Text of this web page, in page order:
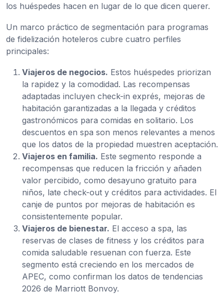
los huéspedes hacen en lugar de lo que dicen querer.
Un marco práctico de segmentación para programas
de fidelización hoteleros cubre cuatro perfiles
principales:
Viajeros de negocios. Estos huéspedes priorizan
la rapidez y la comodidad. Las recompensas
adaptadas incluyen check-in exprés, mejoras de
habitación garantizadas a la llegada y créditos
gastronómicos para comidas en solitario. Los
descuentos en spa son menos relevantes a menos
que los datos de la propiedad muestren aceptación.
Viajeros en familia. Este segmento responde a
recompensas que reducen la fricción y añaden
valor percibido, como desayuno gratuito para
niños, late check-out y créditos para actividades. El
canje de puntos por mejoras de habitación es
consistentemente popular.
Viajeros de bienestar. El acceso a spa, las
reservas de clases de fitness y los créditos para
comida saludable resuenan con fuerza. Este
segmento está creciendo en los mercados de
APEC, como confirman los datos de tendencias
2026 de Marriott Bonvoy.